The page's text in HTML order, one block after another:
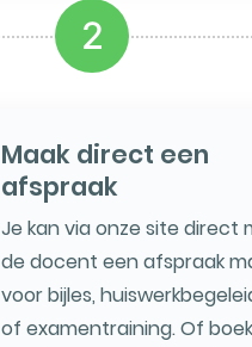
2
Maak direct een
afspraak
Je kan via onze site direct
de docent een afspraak
voor bijles,
of examentraining. Of